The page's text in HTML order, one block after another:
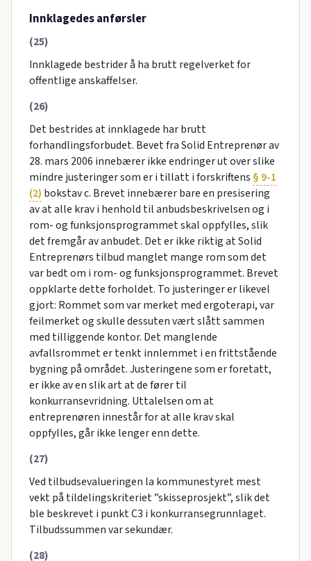
Innklagedes anførsler
(25)
Innklagede bestrider å ha brutt regelverket for
offentlige anskaffelser.
(26)
Det bestrides at innklagede har brutt
forhandlingsforbudet. Bevet fra Solid Entreprenør av
28. mars 2006 innebærer ikke endringer ut over slike
mindre justeringer som er i tillatt i forskriftens § 9-1
(2) bokstav c. Brevet innebærer bare en presisering
av at alle krav i henhold til anbudsbeskrivelsen og i
rom- og funksjonsprogrammet skal oppfylles, slik
det fremgår av anbudet. Det er ikke riktig at Solid
Entreprenørs tilbud manglet mange rom som det
var bedt om i rom- og funksjonsprogrammet. Brevet
oppklarte dette forholdet. To justeringer er likevel
gjort: Rommet som var merket med ergoterapi, var
feilmerket og skulle dessuten vært slått sammen
med tilliggende kontor. Det manglende
avfallsrommet er tenkt innlemmet i en frittstående
bygning på området. Justeringene som er foretatt,
er ikke av en slik art at de fører til
konkurransevridning. Uttalelsen om at
entreprenøren innestår for at alle krav skal
oppfylles, går ikke lenger enn dette.
(27)
Ved tilbudsevalueringen la kommunestyret mest
vekt på tildelingskriteriet ”skisseprosjekt”, slik det
ble beskrevet i punkt C3 i konkurransegrunnlaget.
Tilbudssummen var sekundær.
(28)